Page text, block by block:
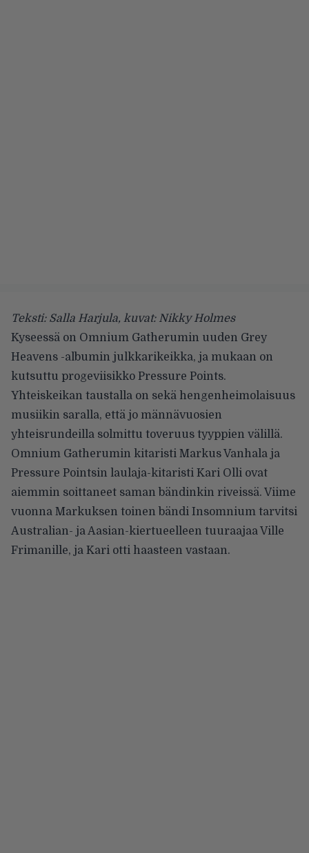
Teksti: Salla Harjula, kuvat: Nikky Holmes
Kyseessä on Omnium Gatherumin uuden Grey
Heavens -albumin julkkarikeikka, ja mukaan on
kutsuttu progeviisikko Pressure Points.
Yhteiskeikan taustalla on sekä hengenheimolaisuus
musiikin saralla, että jo männävuosien
yhteisrundeilla solmittu toveruus tyyppien välillä.
Omnium Gatherumin kitaristi Markus Vanhala ja
Pressure Pointsin laulaja-kitaristi Kari Olli ovat
aiemmin soittaneet saman bändinkin riveissä. Viime
vuonna Markuksen toinen bändi Insomnium tarvitsi
Australian- ja Aasian-kiertueelleen tuuraajaa Ville
Frimanille, ja Kari otti haasteen vastaan.